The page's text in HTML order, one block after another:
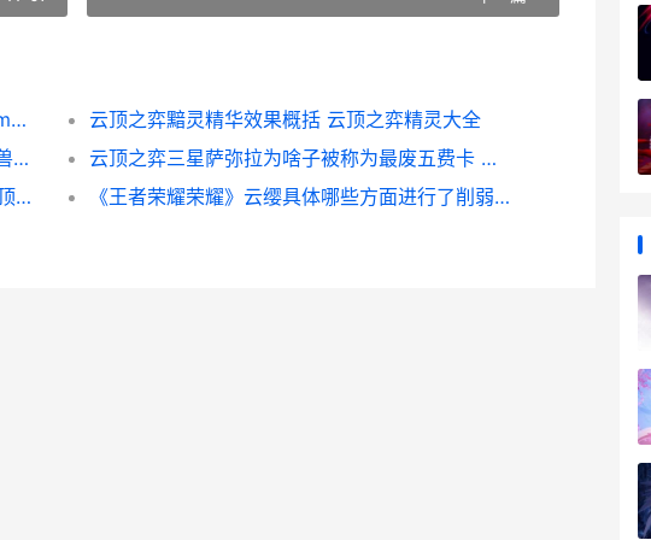
与平精英六号远古恐惧皮肤多少钱 和平精英m七六二渐远
云顶之弈黯灵精华效果概括 云顶之弈精灵大全
《魔兽世界怀旧服》符文卷轴任务如何做 魔兽世界怀旧服官网
云顶之弈三星萨弥拉为啥子被称为最废五费卡 云顶之弈三星莎弥拉
《云顶之弈》s9堡垒厄斐琉斯阵型主推 《云顶之弈》S13赛季中具体有哪些五费卡-
《王者荣耀荣耀》云缨具体哪些方面进行了削弱呢 王者荣耀荣耀之章